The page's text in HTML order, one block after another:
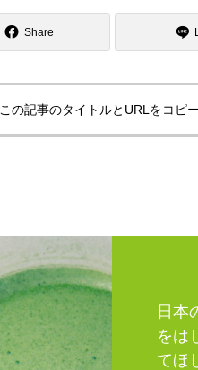
Share
この記事のタイトルとURLをコピ
日本
をは
てほ